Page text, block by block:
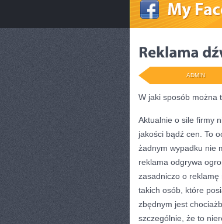
ADMIN
W jaki sposób można
Aktualnie o sile firmy
jakości bądź cen. To
żadnym wypadku nie
reklama odgrywa
zasadniczo o reklamę
takich osób, które
zbędnym jest
szczególnie, że to